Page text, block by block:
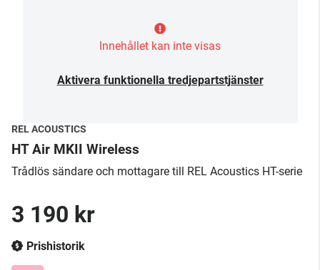
Innehållet kan inte visas
Aktivera funktionella tredjepartstjänster
REL ACOUSTICS
HT Air MKII Wireless
Trådlös sändare och mottagare till REL Acoustics HT-serie
3 190 kr
Prishistorik